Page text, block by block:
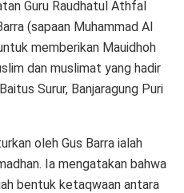
Guru Raudhatul Athfal
(sapaan Muhammad Al
memberikan Mauidhoh
dan muslimat yang hadir
Surur, Banjaragung Puri
oleh Gus Barra ialah
Ia mengatakan bahwa
bentuk ketaqwaan antara